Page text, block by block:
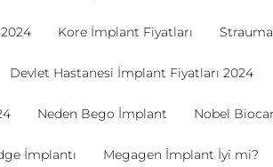
Kore İmplant Fiyatları
Devlet Hastanesi İmplant Fiyatları 2024
Neden Bego İmplant Nobel
İmplantı Megagen İmplant İyi mi?